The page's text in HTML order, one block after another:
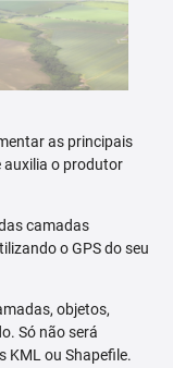
as principais
auxilia o produtor
camadas
o GPS do seu
objetos,
Só não será
KML ou Shapefile.